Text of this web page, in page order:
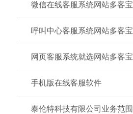
微信在线客服系统网站多客宝
呼叫中心客服系统网站多客宝
网页客服系统就选网站多客宝
手机版在线客服软件
泰伦特科技有限公司业务范围